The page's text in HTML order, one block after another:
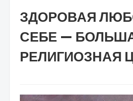
ЗДОРОВАЯ
СЕБЕ —
РЕЛИГИОЗНАЯ